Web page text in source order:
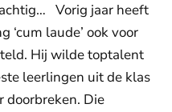
Vorig jaar heeft
‘cum laude’ ook voor
Hij wilde toptalent
leerlingen uit de klas
doorbreken. Die